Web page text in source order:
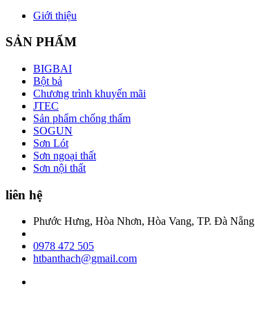
Giới thiệu
SẢN PHẨM
BIGBAI
Bột bả
Chương trình khuyến mãi
JTEC
Sản phẩm chống thấm
SOGUN
Sơn Lót
Sơn ngoại thất
Sơn nội thất
liên hệ
Phước Hưng, Hòa Nhơn, Hòa Vang, TP. Đà Nẵng
0978 472 505
htbanthach@gmail.com